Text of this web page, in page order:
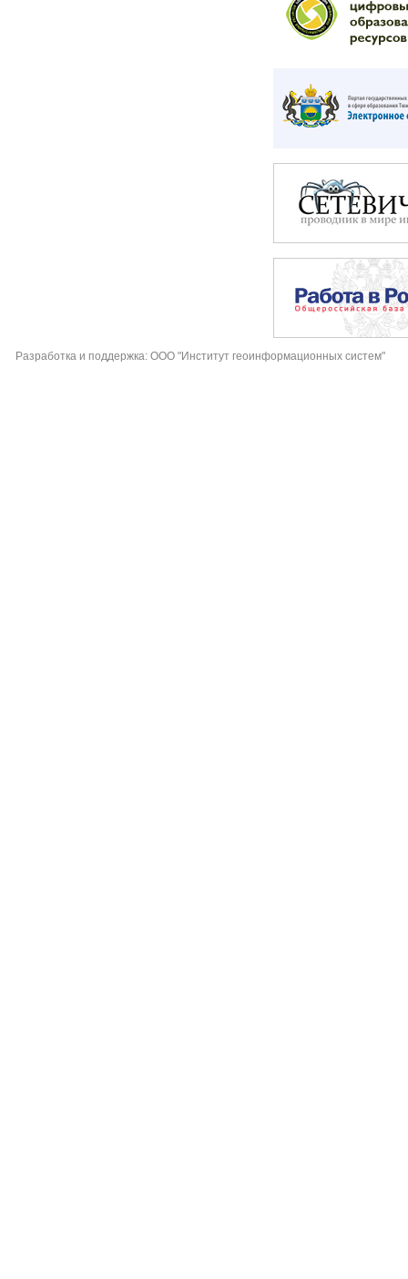
Разработка и поддержка: ООО "Институт геоинформационных систем"